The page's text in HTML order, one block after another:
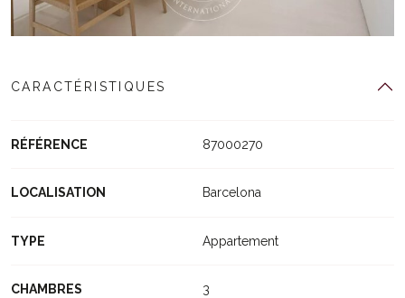
CARACTÉRISTIQUES
RÉFÉRENCE 87000270
LOCALISATION Barcelona
TYPE Appartement
CHAMBRES 3